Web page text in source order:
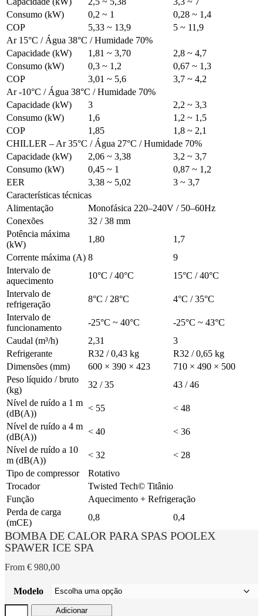
Consumo (kW)
0,2 ~ 1
0,28 ~ 1,4
COP
5,33 ~ 13,9
5 ~ 11,9
Ar 15°C / Água 38°C / Humidade 70%
Capacidade (kW)
1,81 ~ 3,70
2,8 ~ 4,7
Consumo (kW)
0,3 ~ 1,2
0,67 ~ 1,3
COP
3,01 ~ 5,6
3,7 ~ 4,2
Ar -10°C / Água 38°C / Humidade 70%
Capacidade (kW)
3
2,2 ~ 3,3
Consumo (kW)
1,6
1,2 ~ 1,5
COP
1,85
1,8 ~ 2,1
CHILLER – Ar 35°C / Água 27°C / Humidade 70%
Capacidade (kW)
2,06 ~ 3,38
3,2 ~ 3,7
Consumo (kW)
0,45 ~ 1
0,87 ~ 1,2
EER
3,38 ~ 5,02
3 ~ 3,7
Características técnicas
Alimentação
Monofásica 220–240V / 50–60Hz
Conexões
32 / 38 mm
Potência máxima
(kW)
1,80
1,7
Corrente máxima (A) 8
9
Intervalo de
aquecimento
10°C / 40°C
15°C / 40°C
Intervalo de
refrigeração
8°C / 28°C
4°C / 35°C
Intervalo de
funcionamento
-25°C ~ 40°C
-25°C ~ 43°C
Caudal (m³/h)
2,31
3
Refrigerante
R32 / 0,43 kg
R32 / 0,65 kg
Dimensões (mm)
600 × 390 × 423
710 × 490 × 500
Peso líquido / bruto
(kg)
32 / 35
43 / 46
Nível de ruído a 1 m
(dB(A))
< 55
< 48
Nível de ruído a 4 m
(dB(A))
< 40
< 36
Nível de ruído a 10
m (dB(A))
< 32
< 28
Tipo de compressor
Rotativo
Trocador
Twisted Tech© Titânio
Função
Aquecimento + Refrigeração
Perda de carga
(mCE)
0,8 0,4
BOMBA DE CALOR PARA SPAS POOLEX
SPAWER ICE SPA
From € 980,00
Modelo
Quantidade
Adicionar